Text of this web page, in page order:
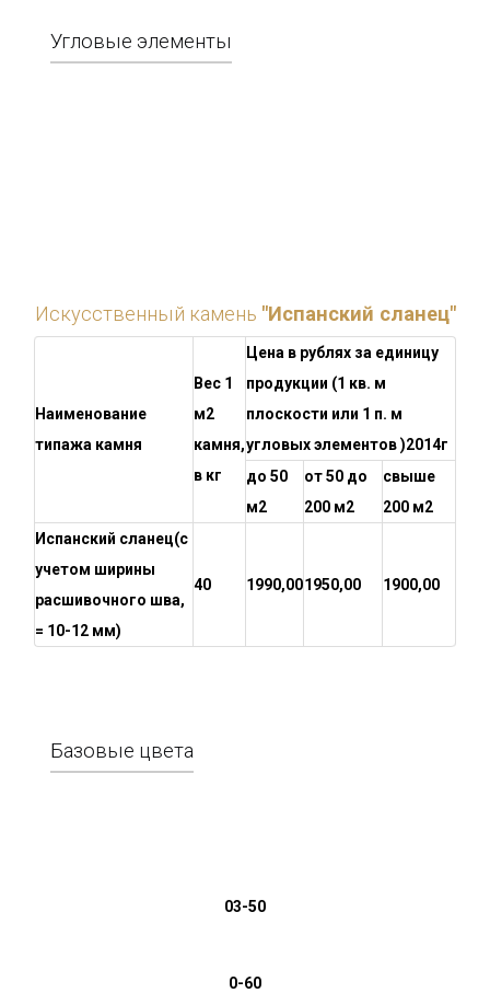
Угловые элементы
Искусственный камень "Испанский сланец"
Наименование
типажа камня
Вес 1
м2
камня,
в кг
Цена в рублях за единицу
продукции (1 кв. м
плоскости или 1 п. м
угловых элементов )2014г
до 50
м2
от 50 до
200 м2
свыше
200 м2
Испанский сланец(с
учетом ширины
расшивочного шва,
= 10-12 мм)
40 1990,001950,00 1900,00
Базовые цвета
03-50
0-60